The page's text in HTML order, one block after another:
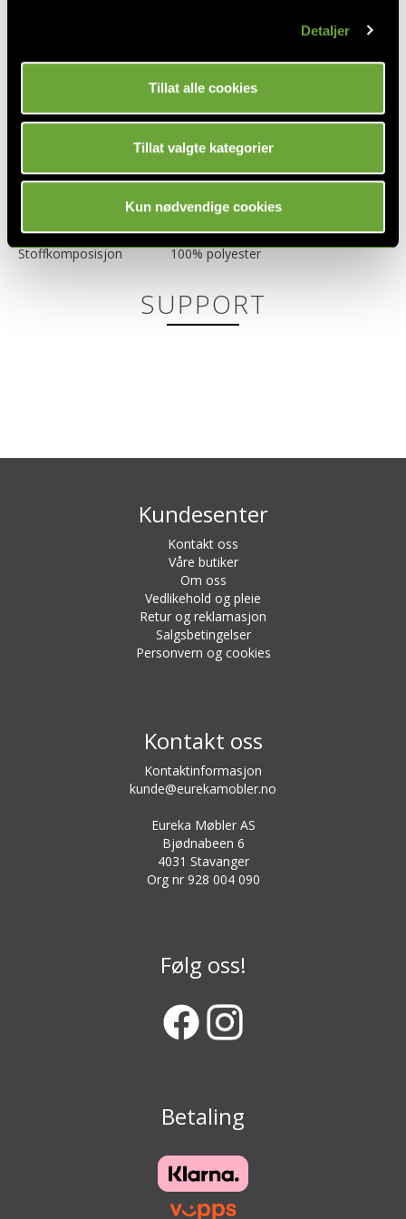
Detaljer
Tillat alle cookies
Tillat valgte kategorier
Kun nødvendige cookies
TEKNISK INFO
Lysfasthet
5
Stoffkomposisjon
100% polyester
SUPPORT
Kundesenter
Kontakt oss
Våre butiker
Om oss
Vedlikehold og pleie
Retur og reklamasjon
Salgsbetingelser
Personvern og cookies
Kontakt oss
Kontaktinformasjon
kunde@eurekamobler.no
Eureka Møbler AS
Bjødnabeen 6
4031 Stavanger
Org nr 928 004 090
Følg oss!
Betaling